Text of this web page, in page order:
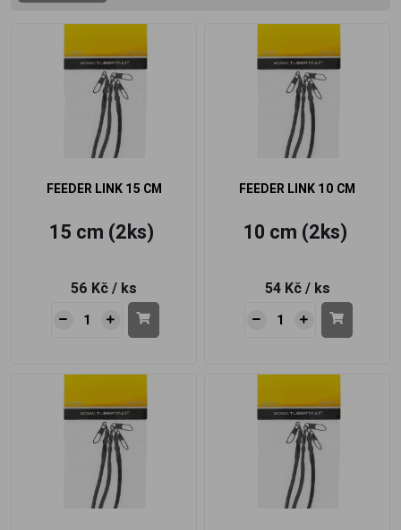
FEEDER LINK 15 CM
15 cm (2ks)
56 Kč / ks
FEEDER LINK 10 CM
10 cm (2ks)
54 Kč / ks